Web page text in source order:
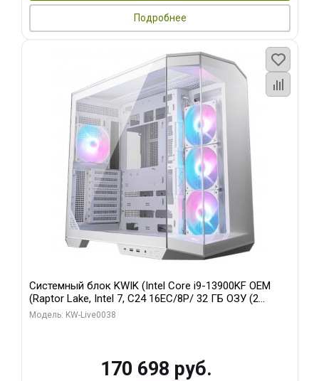
Подробнее
Системный блок KWIK (Intel Core i9-13900KF OEM
(Raptor Lake, Intel 7, C24 16EC/8P/ 32 ГБ ОЗУ (2
модуля)/ Gigabyte RX9070XT GAMING OC 16GB GDDR6
Модель: KW-Live0038
170 698 руб.